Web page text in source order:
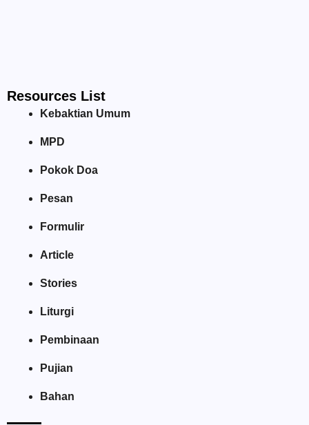
Resources List
Kebaktian Umum
MPD
Pokok Doa
Pesan
Formulir
Article
Stories
Liturgi
Pembinaan
Pujian
Bahan